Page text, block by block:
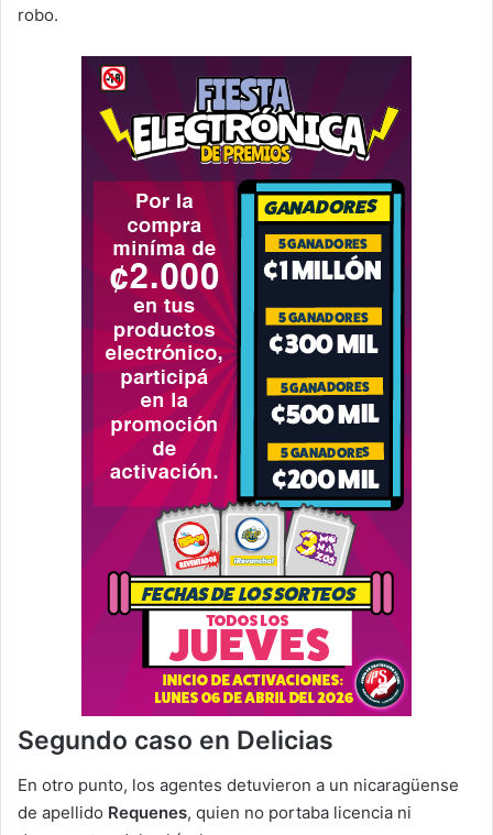
robo.
Segundo caso en Delicias
En otro punto, los agentes detuvieron a un nicaragüense
de apellido Requenes, quien no portaba licencia ni